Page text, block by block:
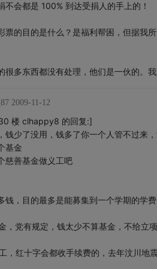
不会都是 100% 到达受捐人的手上的！
票的目的是什么？是福利帮困，但据我
很多东西都没有处理，他们是一伙的。
2009-11-12
楼 clhappy8 的回复:]
钱少了没用，钱多了你一个人管不过来
基金
慈善基金做义工吧
钱，目的最多是能募集到一个学期的学
，党有规定，钱太少不算基金，不给立项
，红十字会都收手续费的，去年汶川地